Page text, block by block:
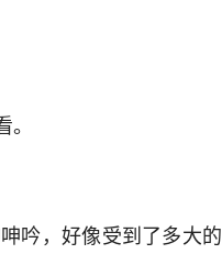
吟，好像受到了多大的